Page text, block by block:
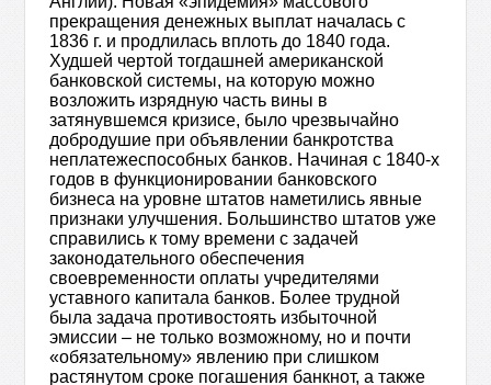
прекращения денежных выплат началась с
1836 г. и продлилась вплоть до 1840 года.
Худшей чертой тогдашней американской
банковской системы, на которую можно
возложить изрядную часть вины в
затянувшемся кризисе, было чрезвычайно
добродушие при объявлении банкротства
неплатежеспособных банков. Начиная с 1840-х
годов в функционировании банковского
бизнеса на уровне штатов наметились явные
признаки улучшения. Большинство штатов уже
справились к тому времени с задачей
законодательного обеспечения
своевременности оплаты учредителями
уставного капитала банков. Более трудной
была задача противостоять избыточной
эмиссии – не только возможному, но и почти
«обязательному» явлению при слишком
растянутом сроке погашения банкнот, а также